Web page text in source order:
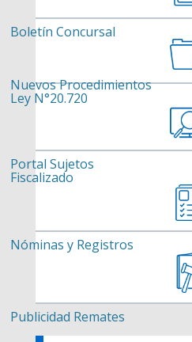
Boletín Concursal
Nuevos Procedimientos
Ley N°20.720
Portal Sujetos
Fiscalizado
Nóminas y Registros
Publicidad Remates